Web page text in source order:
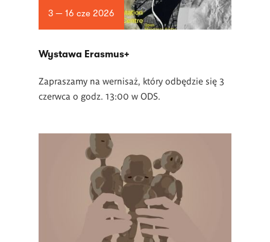
3 — 16 cze 2026
Wystawa Erasmus+
Zapraszamy na wernisaż, który odbędzie się 3
czerwca o godz. 13:00 w ODS.